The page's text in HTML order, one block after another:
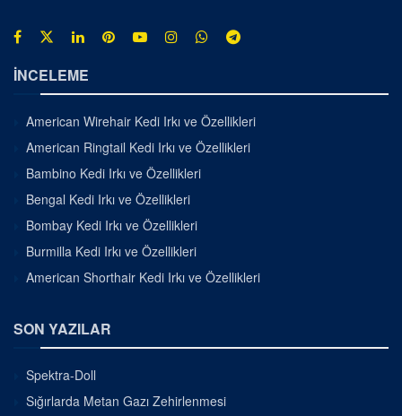
İNCELEME
American Wirehair Kedi Irkı ve Özellikleri
American Ringtail Kedi Irkı ve Özellikleri
Bambino Kedi Irkı ve Özellikleri
Bengal Kedi Irkı ve Özellikleri
Bombay Kedi Irkı ve Özellikleri
Burmilla Kedi Irkı ve Özellikleri
American Shorthair Kedi Irkı ve Özellikleri
SON YAZILAR
Spektra-Doll
Sığırlarda Metan Gazı Zehirlenmesi